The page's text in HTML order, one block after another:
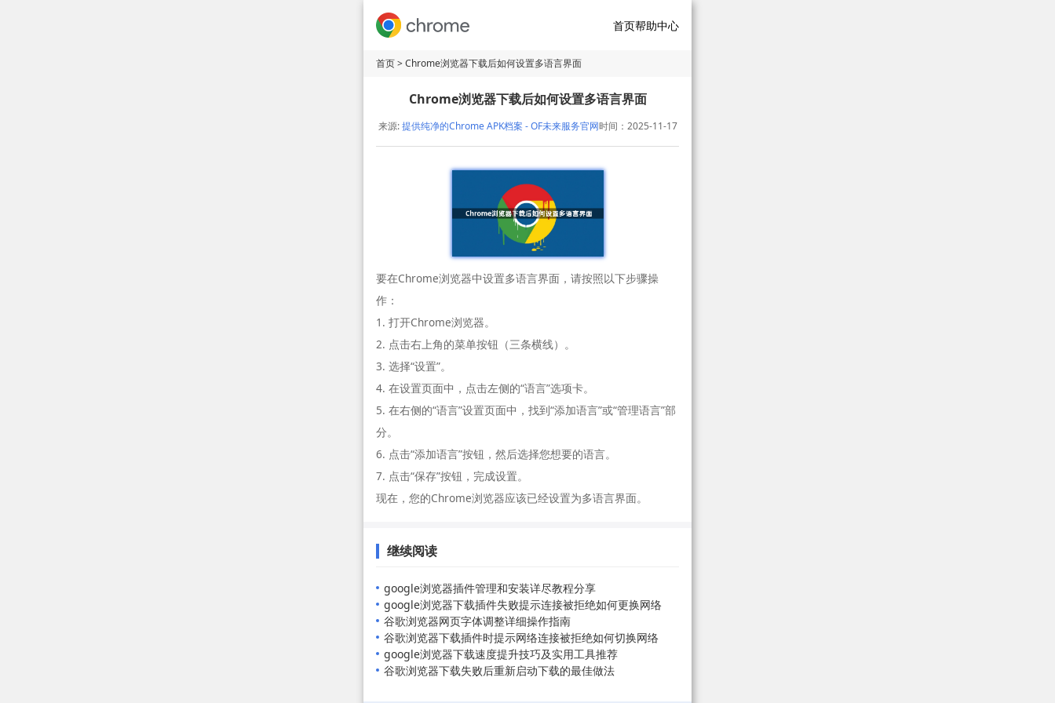
首页帮助中心
首页> Chrome浏览器下载后如何设置多语言界面
Chrome浏览器下载后如何设置多语言界面
来源:提供纯净的Chrome APK档案 - OF未来服务官网时间：2025-11-17
要在Chrome浏览器中设置多语言界面，请按照以下步骤操
作：
1. 打开Chrome浏览器。
2. 点击右上角的菜单按钮（三条横线）。
3. 选择“设置”。
4. 在设置页面中，点击左侧的“语言”选项卡。
5. 在右侧的“语言”设置页面中，找到“添加语言”或“管理语言”部
分。
6. 点击“添加语言”按钮，然后选择您想要的语言。
7. 点击“保存”按钮，完成设置。
现在，您的Chrome浏览器应该已经设置为多语言界面。
继续阅读
google浏览器插件管理和安装详尽教程分享
google浏览器下载插件失败提示连接被拒绝如何更换网络
谷歌浏览器网页字体调整详细操作指南
谷歌浏览器下载插件时提示网络连接被拒绝如何切换网络
google浏览器下载速度提升技巧及实用工具推荐
谷歌浏览器下载失败后重新启动下载的最佳做法